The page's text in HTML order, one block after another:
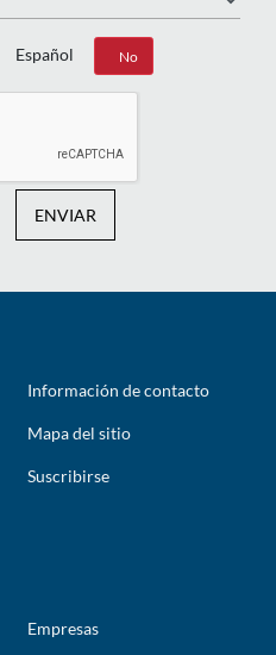
Español
Sí No
ENVIAR
Información de contacto
Mapa del sitio
Suscribirse
Empresas